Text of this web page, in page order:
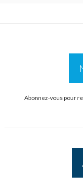
Abonnez-vous pour